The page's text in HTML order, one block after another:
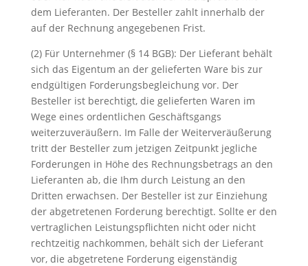
dem Lieferanten. Der Besteller zahlt innerhalb der
auf der Rechnung angegebenen Frist.
(2) Für Unternehmer (§ 14 BGB): Der Lieferant behält
sich das Eigentum an der gelieferten Ware bis zur
endgültigen Forderungsbegleichung vor. Der
Besteller ist berechtigt, die gelieferten Waren im
Wege eines ordentlichen Geschäftsgangs
weiterzuveräußern. Im Falle der Weiterveräußerung
tritt der Besteller zum jetzigen Zeitpunkt jegliche
Forderungen in Höhe des Rechnungsbetrags an den
Lieferanten ab, die Ihm durch Leistung an den
Dritten erwachsen. Der Besteller ist zur Einziehung
der abgetretenen Forderung berechtigt. Sollte er den
vertraglichen Leistungspflichten nicht oder nicht
rechtzeitig nachkommen, behält sich der Lieferant
vor, die abgetretene Forderung eigenständig